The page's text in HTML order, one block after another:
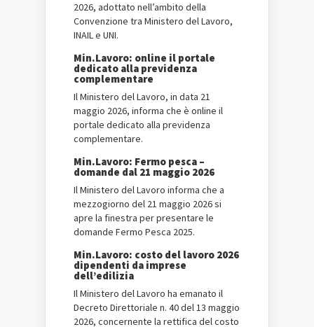
2026, adottato nell’ambito della
Convenzione tra Ministero del Lavoro,
INAIL e UNI.
Min.Lavoro: online il portale
dedicato alla previdenza
complementare
Il Ministero del Lavoro, in data 21
maggio 2026, informa che è online il
portale dedicato alla previdenza
complementare.
Min.Lavoro: Fermo pesca –
domande dal 21 maggio 2026
Il Ministero del Lavoro informa che a
mezzogiorno del 21 maggio 2026 si
apre la finestra per presentare le
domande Fermo Pesca 2025.
Min.Lavoro: costo del lavoro 2026
dipendenti da imprese
dell’edilizia
Il Ministero del Lavoro ha emanato il
Decreto Direttoriale n. 40 del 13 maggio
2026, concernente la rettifica del costo